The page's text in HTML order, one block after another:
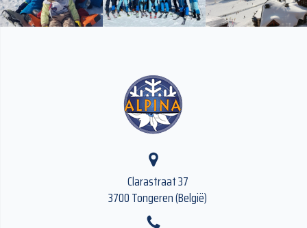
Clarastraat 37
3700 Tongeren (België)